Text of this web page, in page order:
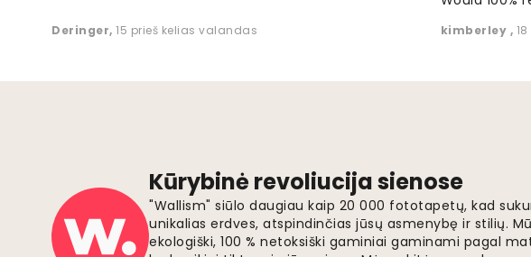
"Wallism" siūlo daugiau kaip 20 000 fototapetų, kad
unikalias erdves, atspindinčias jūsų asmenybę ir stilių.
ekologiški, 100 % netoksiški gaminiai gaminami pagal
kad puikiai tiktų prie jūsų sienų. Mėgaukitės nemokamu